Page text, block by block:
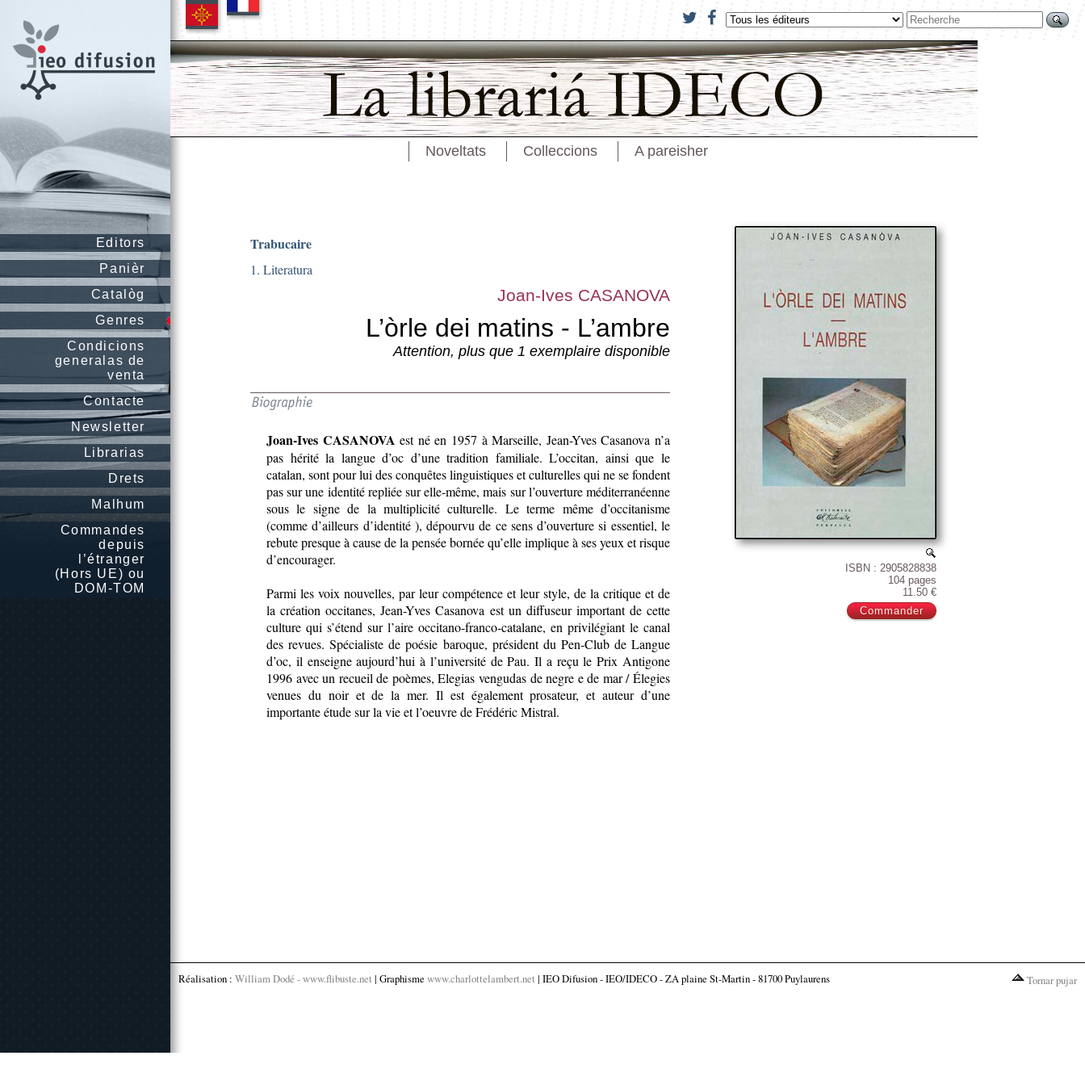
Editors
Panièr
Catalòg
Genres
Condicions
generalas de
venta
Contacte
Newsletter
Librarias
Drets
Malhum
Commandes
depuis
l’étranger
(Hors UE) ou
DOM-TOM
Noveltats Colleccions A pareisher
ISBN : 2905828838
104 pages
11.50 €
Trabucaire
1. Literatura
Joan-Ives CASANOVA
L’òrle dei matins - L’ambre
Attention, plus que 1 exemplaire disponible
Joan-Ives CASANOVA est né en 1957 à Marseille, Jean-Yves Casanova n’a
pas hérité la langue d’oc d’une tradition familiale. L’occitan, ainsi que le
catalan, sont pour lui des conquêtes linguistiques et culturelles qui ne se fondent
pas sur une identité repliée sur elle-même, mais sur l’ouverture méditerranéenne
sous le signe de la multiplicité culturelle. Le terme même d’occitanisme
(comme d’ailleurs d’identité ), dépourvu de ce sens d’ouverture si essentiel, le
rebute presque à cause de la pensée bornée qu’elle implique à ses yeux et risque
d’encourager.
Parmi les voix nouvelles, par leur compétence et leur style, de la critique et de
la création occitanes, Jean-Yves Casanova est un diffuseur important de cette
culture qui s’étend sur l’aire occitano-franco-catalane, en privilégiant le canal
des revues. Spécialiste de poésie baroque, président du Pen-Club de Langue
d’oc, il enseigne aujourd’hui à l’université de Pau. Il a reçu le Prix Antigone
1996 avec un recueil de poèmes, Elegias vengudas de negre e de mar / Élegies
venues du noir et de la mer. Il est également prosateur, et auteur d’une
importante étude sur la vie et l’oeuvre de Frédéric Mistral.
Réalisation : William Dodé - www.flibuste.net | Graphisme www.charlottelambert.net | IEO Difusion - IEO/IDECO - ZA plaine St-Martin - 81700 Puylaurens Tornar pujar